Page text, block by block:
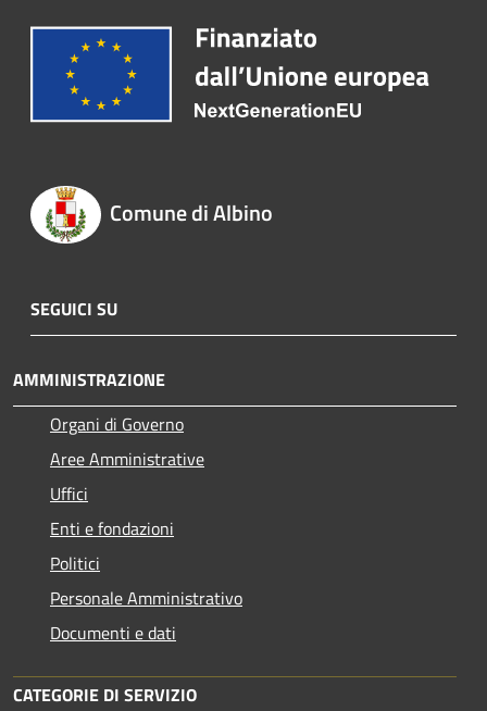
Comune di Albino
SEGUICI SU
AMMINISTRAZIONE
Organi di Governo
Aree Amministrative
Uffici
Enti e fondazioni
Politici
Personale Amministrativo
Documenti e dati
CATEGORIE DI SERVIZIO